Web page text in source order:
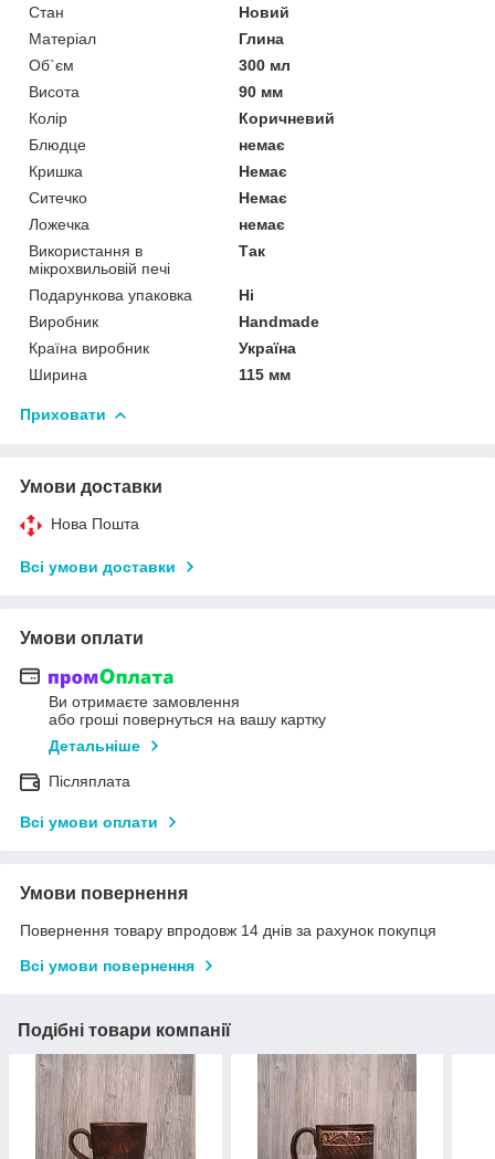
Стан
Новий
Матеріал
Глина
Об`єм
300 мл
Висота
90 мм
Колір
Коричневий
Блюдце
немає
Кришка
Немає
Ситечко
Немає
Ложечка
немає
Використання в
мікрохвильовій печі
Так
Подарункова упаковка
Ні
Виробник
Handmade
Країна виробник
Україна
Ширина
115 мм
Приховати
Умови доставки
Нова Пошта
Всі умови доставки
Умови оплати
Ви отримаєте замовлення
або гроші повернуться на вашу картку
Детальніше
Післяплата
Всі умови оплати
Умови повернення
Повернення товару впродовж 14 днів за рахунок покупця
Всі умови повернення
Подібні товари компанії